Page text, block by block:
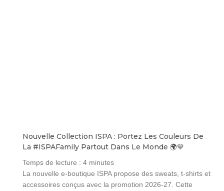
Nouvelle Collection ISPA : Portez Les Couleurs De
La #ISPAFamily Partout Dans Le Monde 🌍💙
Temps de lecture : 4 minutes
La nouvelle e-boutique ISPA propose des sweats, t-shirts et
accessoires conçus avec la promotion 2026-27. Cette